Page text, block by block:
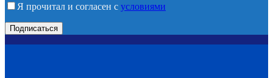
Я прочитал и согласен с условиями